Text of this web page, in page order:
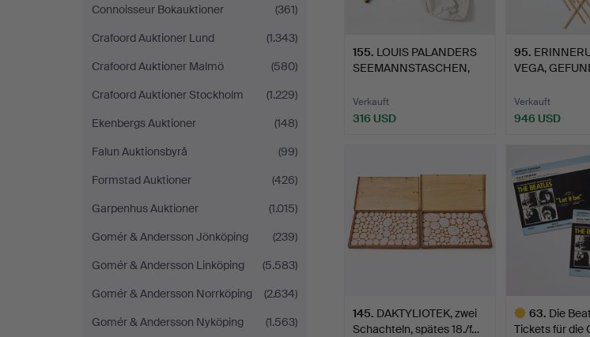
Connoisseur Bokauktioner
(361)
Crafoord Auktioner Lund
(1.343)
Crafoord Auktioner Malmö
(580)
Crafoord Auktioner Stockholm
(1.229)
Ekenbergs Auktioner
(148)
Falun Auktionsbyrå
(99)
Formstad Auktioner
(426)
Garpenhus Auktioner
(1.015)
Gomér & Andersson Jönköping
(239)
Gomér & Andersson Linköping
(5.583)
Gomér & Andersson Norrköping
(2.634)
Gomér & Andersson Nyköping
(1.563)
155. LOUIS PALANDERS
SEEMANNSTASCHEN,
Verkauft
316 USD
95.
VEGA,
Verkauft
946 USD
145. DAKTYLIOTEK, zwei
Schachteln, spätes 18./f…
63. Die
Tickets für die